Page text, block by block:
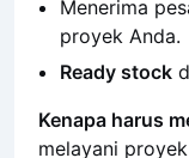
mm.
Menerima
proyek Anda.
Ready stock